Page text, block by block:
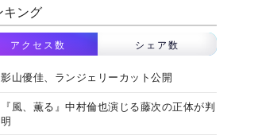
キング
アクセス数 シェア数
影山優佳、ランジェリーカット公開
『風、薫る』中村倫也演じる藤次の正体が判
明